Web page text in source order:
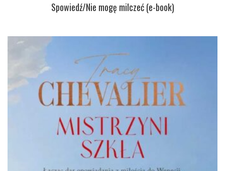
Spowiedź/Nie mogę milczeć (e-book)